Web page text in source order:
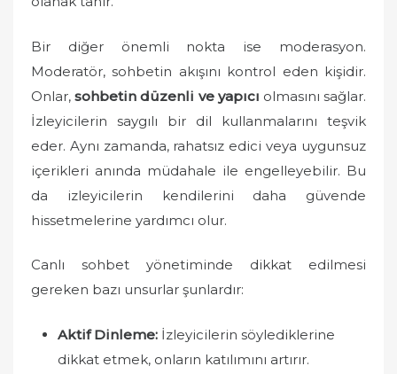
Bir diğer önemli nokta ise moderasyon.
Moderatör, sohbetin akışını kontrol eden kişidir.
Onlar,sohbetin düzenli ve yapıcı olmasını sağlar.
İzleyicilerin saygılı bir dil kullanmalarını teşvik
eder. Aynı zamanda, rahatsız edici veya uygunsuz
içerikleri anında müdahale ile engelleyebilir. Bu
da izleyicilerin kendilerini daha güvende
hissetmelerine yardımcı olur.
Canlı sohbet yönetiminde dikkat edilmesi
gereken bazı unsurlar şunlardır:
Aktif Dinleme: İzleyicilerin söylediklerine
dikkat etmek, onların katılımını artırır.